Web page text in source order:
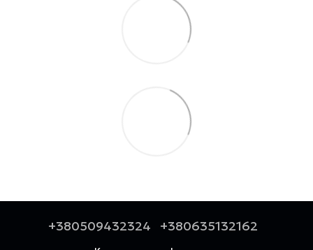
+380509432324 +380635132162